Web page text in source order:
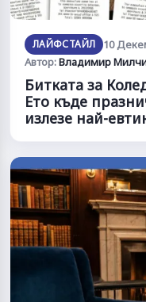
ЛАЙФСТАЙЛ
10
Автор:Владимир
Битката за
Ето къде
излезе най-